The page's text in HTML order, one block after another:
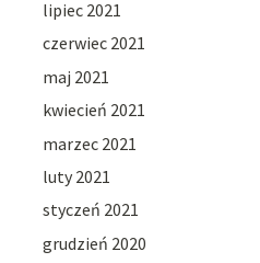
lipiec 2021
czerwiec 2021
maj 2021
kwiecień 2021
marzec 2021
luty 2021
styczeń 2021
grudzień 2020